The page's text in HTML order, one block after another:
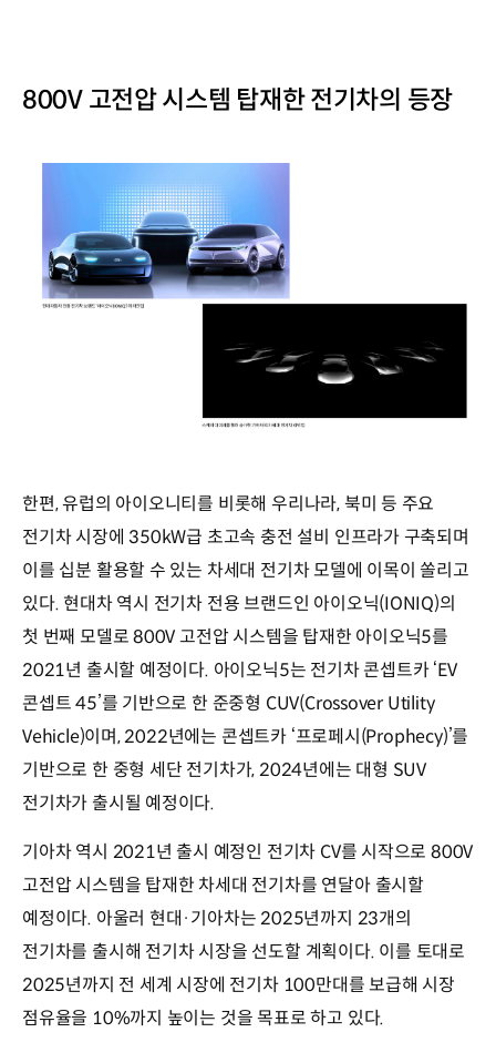
800V 고전압 시스템 탑재한 전기차의 등장
한편, 유럽의 아이오니티를 비롯해 우리나라, 북미 등 주요
전기차 시장에 350kW급 초고속 충전 설비 인프라가 구축되며
이를 십분 활용할 수 있는 차세대 전기차 모델에 이목이 쏠리고
있다. 현대차 역시 전기차 전용 브랜드인 아이오닉(IONIQ)의
첫 번째 모델로 800V 고전압 시스템을 탑재한 아이오닉5를
2021년 출시할 예정이다. 아이오닉5는 전기차 콘셉트카 ‘EV
콘셉트 45’를 기반으로 한 준중형 CUV(Crossover Utility
Vehicle)이며, 2022년에는 콘셉트카 ‘프로페시(Prophecy)’를
기반으로 한 중형 세단 전기차가, 2024년에는 대형 SUV
전기차가 출시될 예정이다.
기아차 역시 2021년 출시 예정인 전기차 CV를 시작으로 800V
고전압 시스템을 탑재한 차세대 전기차를 연달아 출시할
예정이다. 아울러 현대·기아차는 2025년까지 23개의
전기차를 출시해 전기차 시장을 선도할 계획이다. 이를 토대로
2025년까지 전 세계 시장에 전기차 100만대를 보급해 시장
점유율을 10%까지 높이는 것을 목표로 하고 있다.